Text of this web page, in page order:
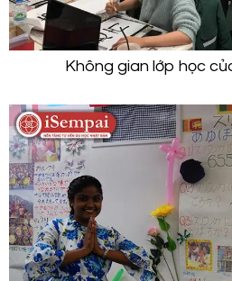
Không gian lớp học